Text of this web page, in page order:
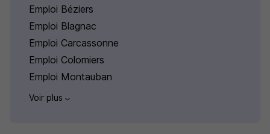
Emploi Béziers
Emploi Blagnac
Emploi Carcassonne
Emploi Colomiers
Emploi Montauban
Voir plus